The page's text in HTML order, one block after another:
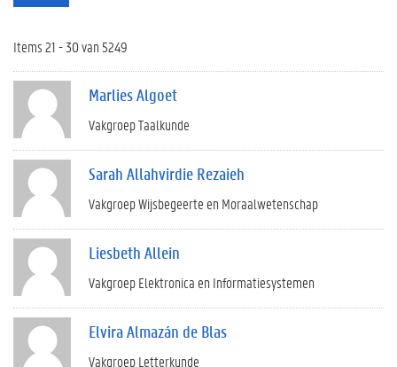
Items 21 - 30 van 5249
Marlies Algoet
Vakgroep Taalkunde
Sarah Allahvirdie Rezaieh
Vakgroep Wijsbegeerte en Moraalwetenschap
Liesbeth Allein
Vakgroep Elektronica en Informatiesystemen
Elvira Almazán de Blas
Vakgroep Letterkunde